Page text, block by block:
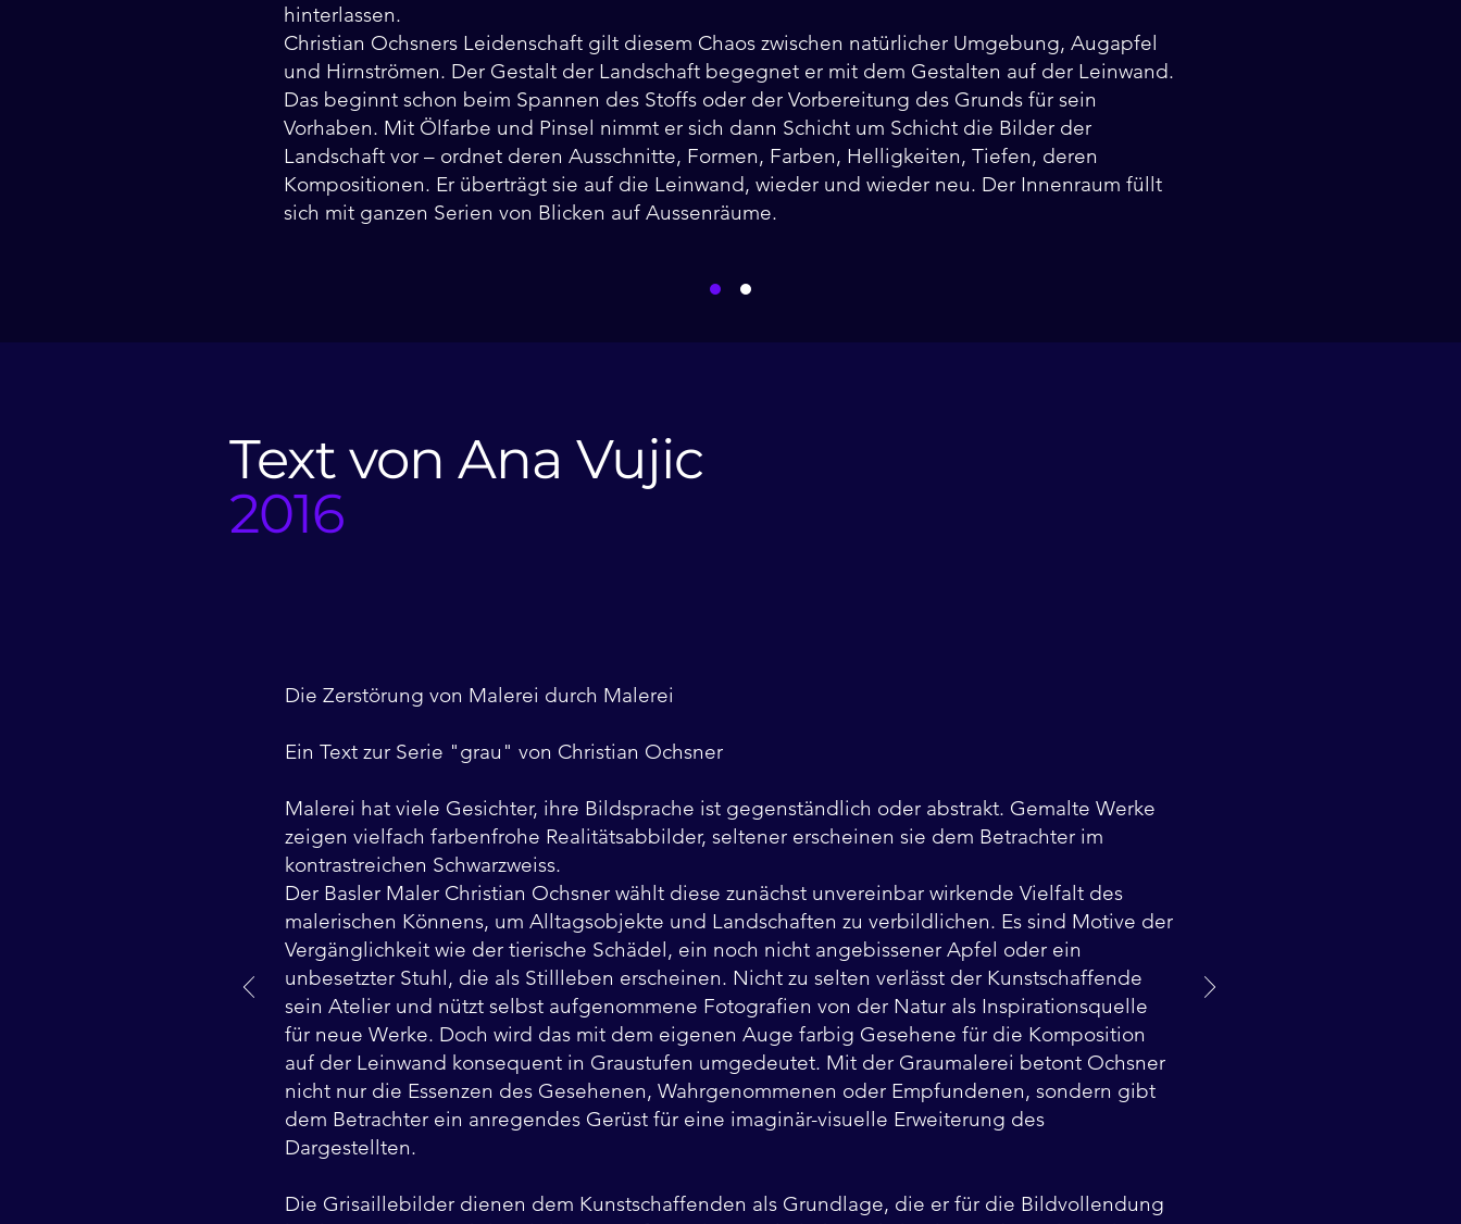
hinterlassen.
Christian Ochsners Leidenschaft gilt diesem Chaos zwischen natürlicher Umgebung, Augapfel
und Hirnströmen. Der Gestalt der Landschaft begegnet er mit dem Gestalten auf der Leinwand.
Das beginnt schon beim Spannen des Stoffs oder der Vorbereitung des Grunds für sein
Vorhaben. Mit Ölfarbe und Pinsel nimmt er sich dann Schicht um Schicht die Bilder der
Landschaft vor – ordnet deren Ausschnitte, Formen, Farben, Helligkeiten, Tiefen, deren
Kompositionen. Er überträgt sie auf die Leinwand, wieder und wieder neu. Der Innenraum füllt
sich mit ganzen Serien von Blicken auf Aussenräume.
Text von Ana Vujic
2016
Die Zerstörung von Malerei durch Malerei
Ein Text zur Serie "grau" von Christian Ochsner
Malerei hat viele Gesichter, ihre Bildsprache ist gegenständlich oder abstrakt. Gemalte Werke
zeigen vielfach farbenfrohe Realitätsabbilder, seltener erscheinen sie dem Betrachter im
kontrastreichen Schwarzweiss.
Der Basler Maler Christian Ochsner wählt diese zunächst unvereinbar wirkende Vielfalt des
malerischen Könnens, um Alltagsobjekte und Landschaften zu verbildlichen. Es sind Motive der
Vergänglichkeit wie der tierische Schädel, ein noch nicht angebissener Apfel oder ein
unbesetzter Stuhl, die als Stillleben erscheinen. Nicht zu selten verlässt der Kunstschaffende
sein Atelier und nützt selbst aufgenommene Fotografien von der Natur als Inspirationsquelle
für neue Werke. Doch wird das mit dem eigenen Auge farbig Gesehene für die Komposition
auf der Leinwand konsequent in Graustufen umgedeutet. Mit der Graumalerei betont Ochsner
nicht nur die Essenzen des Gesehenen, Wahrgenommenen oder Empfundenen, sondern gibt
dem Betrachter ein anregendes Gerüst für eine imaginär-visuelle Erweiterung des
Dargestellten.
Die Grisaillebilder dienen dem Kunstschaffenden als Grundlage, die er für die Bildvollendung